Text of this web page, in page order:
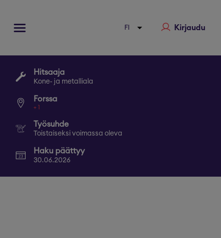
Kirjaudu
Hitsaaja
Kone- ja metalliala
Forssa
+ 1
Työsuhde
Toistaiseksi voimassa oleva
Haku päättyy
30.06.2026